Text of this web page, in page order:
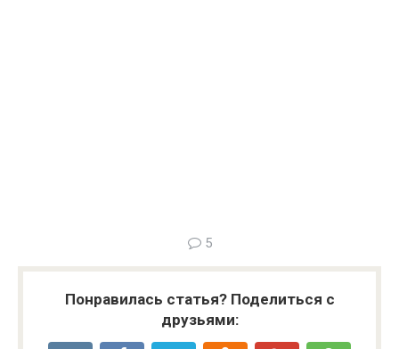
5
Понравилась статья? Поделиться с
друзьями: